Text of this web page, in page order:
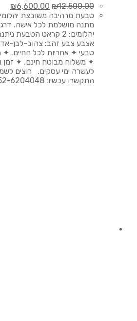
₪12,500.00
המחיר
המקורי
היה:
₪12,500.00.
₪6,600.00
טבעת מרהיבה משובצת
יהלומים: 2 קראט
טבעי ✦ אחריות לכל החיים. ✦
✦ משלוח מבוטח חינם. ✦ זמן
לעשרה ימי עסקים. רוצים
התקשרו עכשיו: 052-6204048